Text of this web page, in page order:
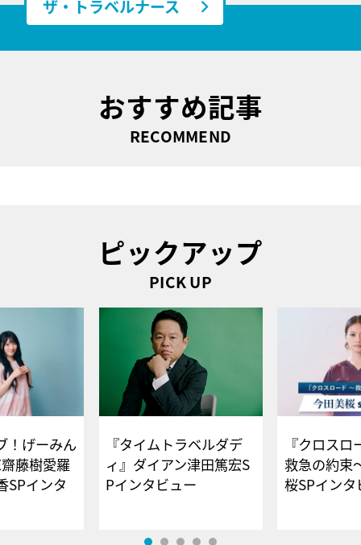
ザ・トラベルナース
おすすめ記事
RECOMMEND
ピックアップ
PICK UP
！げーみん
藤樹愛羅
SPインタ
『タイムトラベルダデ
ィ』ダイアン津田篤宏S
Pインタビュー
『クロス
救急の約束
桜SPイ